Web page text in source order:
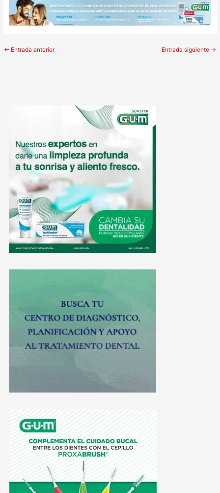
← Entrada anterior Entrada siguiente →